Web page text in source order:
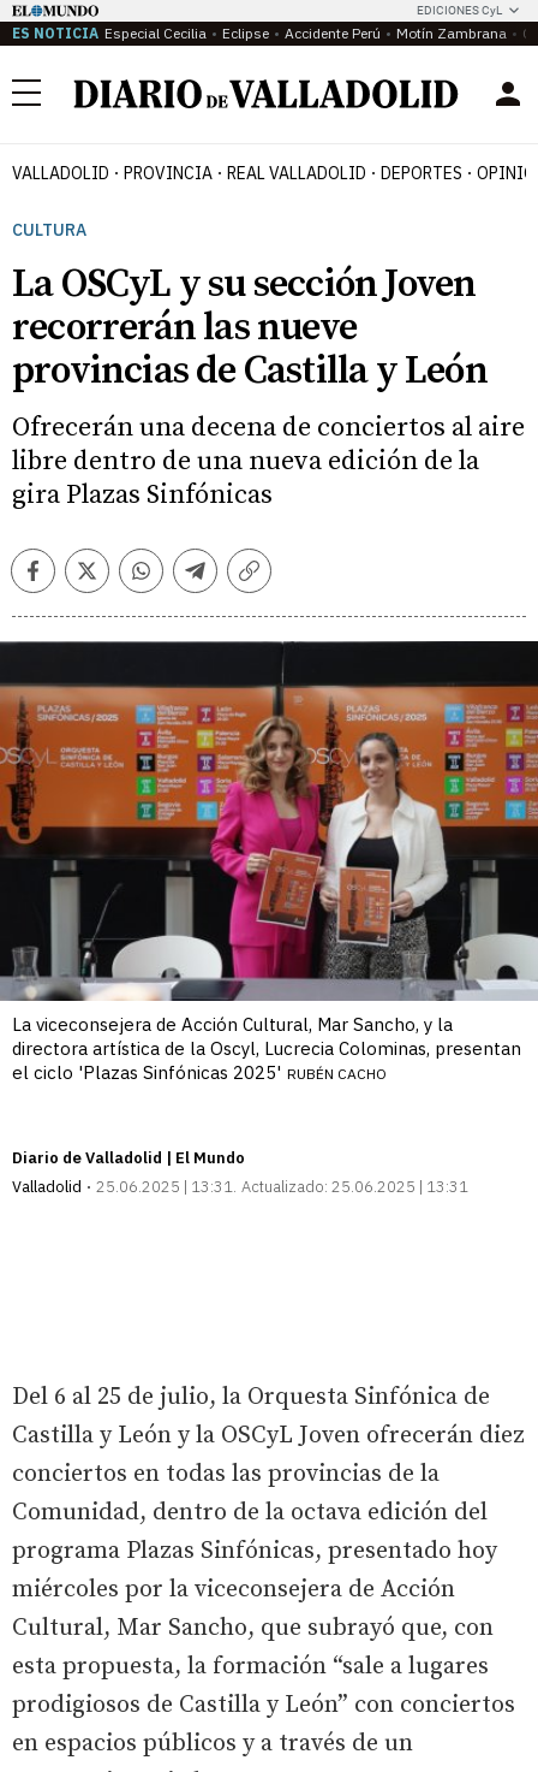
EDICIONES CyL
ES NOTICIA Especial Cecilia Eclipse Accidente Perú Motín Zambrana
Menú
VALLADOLID PROVINCIA REAL VALLADOLID DEPORTES
CULTURA
La OSCyL y su sección Joven
recorrerán las nueve
provincias de Castilla y León
Ofrecerán una decena de conciertos al aire
libre dentro de una nueva edición de la
gira Plazas Sinfónicas
FacebookTwitterWhatsappTelegramCopiar
La viceconsejera de Acción Cultural, Mar Sancho, y la
directora artística de la Oscyl, Lucrecia Colominas, presentan
el ciclo 'Plazas Sinfónicas 2025' RUBÉN CACHO
Diario de Valladolid | El Mundo
Valladolid
25.06.2025 | 13:31 Actualizado: 25.06.2025 | 13:31
Del 6 al 25 de julio, la Orquesta Sinfónica de
Castilla y León y la OSCyL Joven ofrecerán diez
conciertos en todas las provincias de la
Comunidad, dentro de la octava edición del
programa Plazas Sinfónicas, presentado hoy
miércoles por la viceconsejera de Acción
Cultural, Mar Sancho, que subrayó que, con
esta propuesta, la formación “sale a lugares
prodigiosos de Castilla y León” con conciertos
en espacios públicos y a través de un